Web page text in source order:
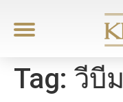
Tag: วีบีม